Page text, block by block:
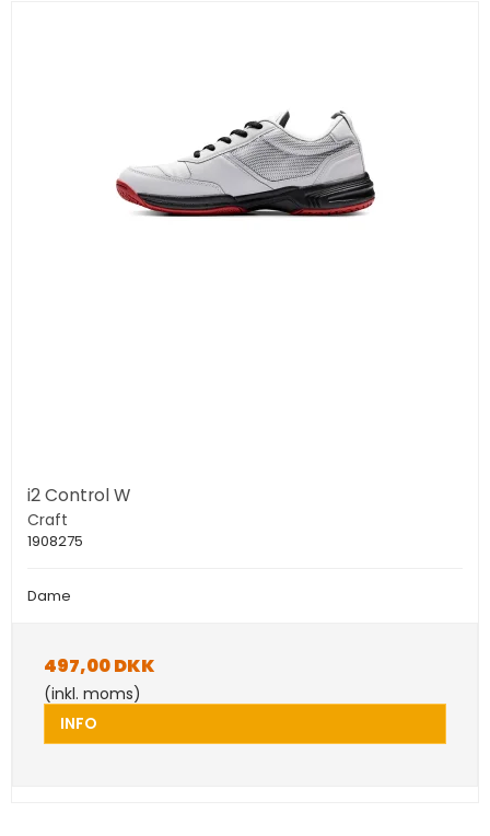
i2 Control W
Craft
1908275
Dame
497,00 DKK
(inkl. moms)
INFO